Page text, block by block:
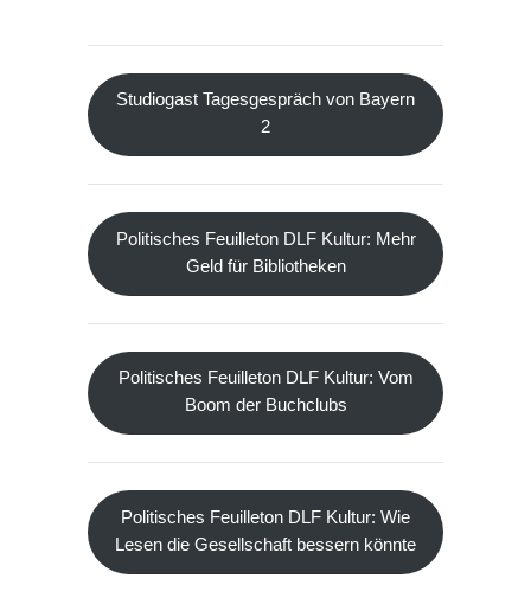
Studiogast Tagesgespräch von Bayern
2
Politisches Feuilleton DLF Kultur: Mehr
Geld für Bibliotheken
Politisches Feuilleton DLF Kultur: Vom
Boom der Buchclubs
Politisches Feuilleton DLF Kultur: Wie
Lesen die Gesellschaft bessern könnte